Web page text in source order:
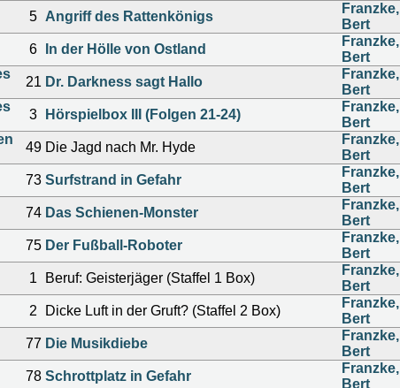
5 Angriff des Rattenkönigs
Franzke,
Bert
6 In der Hölle von Ostland
Franzke,
Bert
21 Dr. Darkness sagt Hallo
Franzke,
Bert
3 Hörspielbox III (Folgen 21-24)
Franzke,
Bert
49 Die Jagd nach Mr. Hyde
Franzke,
Bert
73 Surfstrand in Gefahr
Franzke,
Bert
74 Das Schienen-Monster
Franzke,
Bert
75 Der Fußball-Roboter
Franzke,
Bert
1 Beruf: Geisterjäger (Staffel 1 Box)
Franzke,
Bert
2 Dicke Luft in der Gruft? (Staffel 2 Box)
Franzke,
Bert
77 Die Musikdiebe
Franzke,
Bert
78 Schrottplatz in Gefahr
Franzke,
Bert